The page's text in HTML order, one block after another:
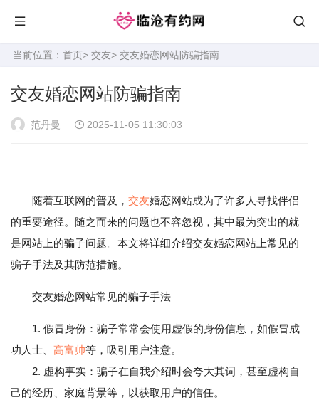
当前位置： 首页> 交友> 交友婚恋网站防骗指南
交友婚恋网站防骗指南
范丹曼 2025-11-05 11:30:03
随着互联网的普及， 交友婚恋网站成为了许多人寻找伴侣
的重要途径。随之而来的问题也不容忽视，其中最为突出的就
是网站上的骗子问题。本文将详细介绍交友婚恋网站上常见的
骗子手法及其防范措施。
交友婚恋网站常见的骗子手法
1. 假冒身份：骗子常常会使用虚假的身份信息，如假冒成
功人士、 高富帅等，吸引用户注意。
2. 虚构事实：骗子在自我介绍时会夸大其词，甚至虚构自
己的经历、家庭背景等，以获取用户的信任。